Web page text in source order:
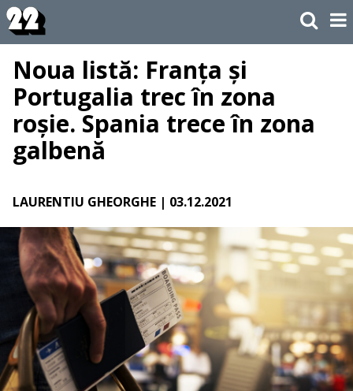
Noua listă: Franța și
Portugalia trec în zona
roșie. Spania trece în zona
galbenă
LAURENTIU GHEORGHE | 03.12.2021